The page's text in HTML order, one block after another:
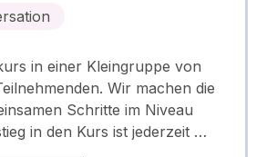
in einer Kleingruppe von
Wir machen die
Schritte im Niveau
in den Kurs ist jederzeit …